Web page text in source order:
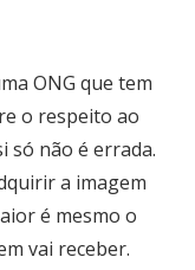
ONG que tem
o respeito ao
só não é errada.
a imagem
é mesmo o
vai receber.